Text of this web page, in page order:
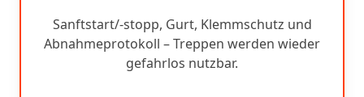
Sanftstart/-stopp, Gurt, Klemmschutz und
Abnahmeprotokoll – Treppen werden wieder
gefahrlos nutzbar.